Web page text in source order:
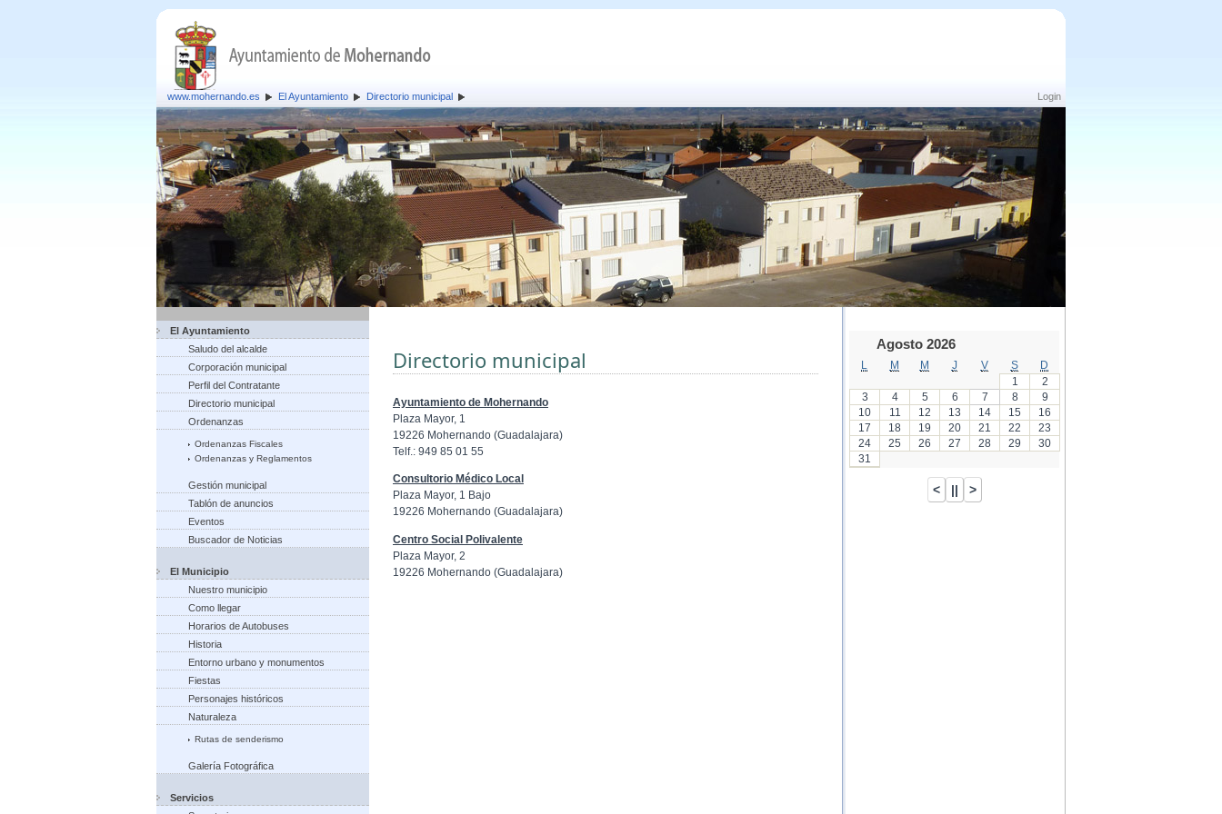
Login
www.mohernando.es El Ayuntamiento Directorio municipal
El Ayuntamiento
Saludo del alcalde
Corporación municipal
Perfil del Contratante
Directorio municipal
Ordenanzas
Ordenanzas Fiscales
Ordenanzas y Reglamentos
Gestión municipal
Tablón de anuncios
Eventos
Buscador de Noticias
El Municipio
Nuestro municipio
Como llegar
Horarios de Autobuses
Historia
Entorno urbano y monumentos
Fiestas
Personajes históricos
Naturaleza
Rutas de senderismo
Galería Fotográfica
Servicios
Directorio municipal
Ayuntamiento de Mohernando
Plaza Mayor, 1
19226 Mohernando (Guadalajara)
Telf.: 949 85 01 55
Consultorio Médico Local
Plaza Mayor, 1 Bajo
19226 Mohernando (Guadalajara)
Centro Social Polivalente
Plaza Mayor, 2
19226 Mohernando (Guadalajara)
Agosto 2026
M M J V S
D
1
2
3
4 5 6 7 8
9
10
11 12 13 14 15
16
17
18 19 20 21 22
23
24
25 26 27 28 29
30
31